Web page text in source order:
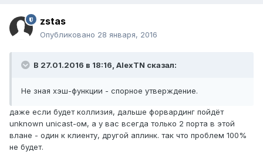
zstas
Опубликовано 28 января, 2016
В 27.01.2016 в 18:16, AlexTN сказал:
Не зная хэш-функции - спорное утверждение.
даже если будет коллизия, дальше форвардинг пойдёт
unknown unicast-ом, а у вас всегда только 2 порта в этой
влане - один к клиенту, другой аплинк. так что проблем 100%
не будет.